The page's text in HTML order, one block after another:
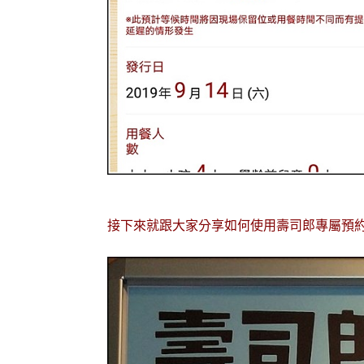
接下來就跟大家分享如何使用壽司郎專屬預